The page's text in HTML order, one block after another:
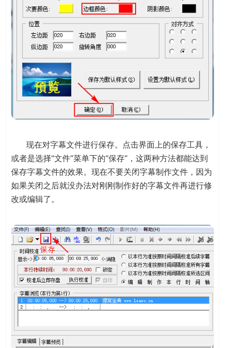
现在对字幕文件进行保存。点击界面上的保存工具，
或者是选择“文件”菜单下的“保存”，这两种方法都能达到
保存字幕文件的效果。现在不要关闭字幕制作文件，因为
如果关闭之后就没办法对刚刚制作好的字幕文件再进行修
改或编辑了。